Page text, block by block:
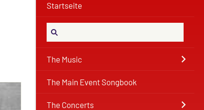
Startseite
The Music
The Main Event Songbook
The Concerts